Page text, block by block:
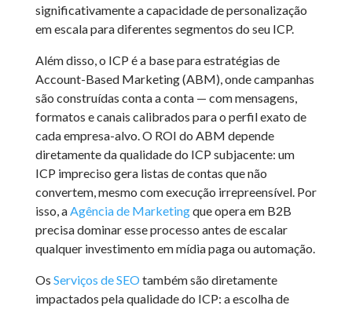
significativamente a capacidade de personalização
em escala para diferentes segmentos do seu ICP.
Além disso, o ICP é a base para estratégias de
Account-Based Marketing (ABM), onde campanhas
são construídas conta a conta — com mensagens,
formatos e canais calibrados para o perfil exato de
cada empresa-alvo. O ROI do ABM depende
diretamente da qualidade do ICP subjacente: um
ICP impreciso gera listas de contas que não
convertem, mesmo com execução irrepreensível. Por
isso, aAgência de Marketingque opera em B2B
precisa dominar esse processo antes de escalar
qualquer investimento em mídia paga ou automação.
Os Serviços de SEOtambém são diretamente
impactados pela qualidade do ICP: a escolha de